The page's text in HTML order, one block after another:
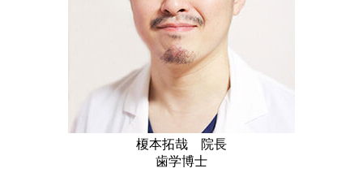
榎本拓哉 院長
歯学博士